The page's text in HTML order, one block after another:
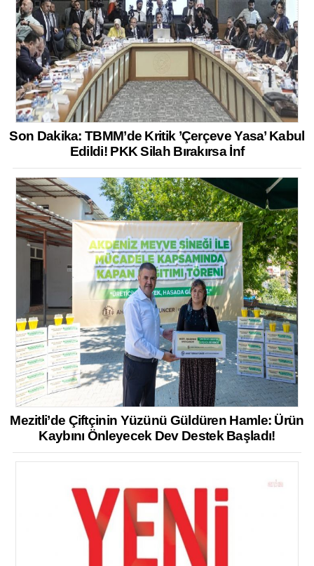
Son Dakika: TBMM’de Kritik ’Çerçeve Yasa’ Kabul
Edildi! PKK Silah Bırakırsa İnf
Mezitli’de Çiftçinin Yüzünü Güldüren Hamle: Ürün
Kaybını Önleyecek Dev Destek Başladı!